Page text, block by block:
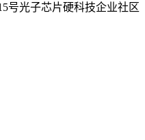
号光子芯片硬科技企业社区